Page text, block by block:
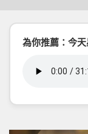
為你推薦：今